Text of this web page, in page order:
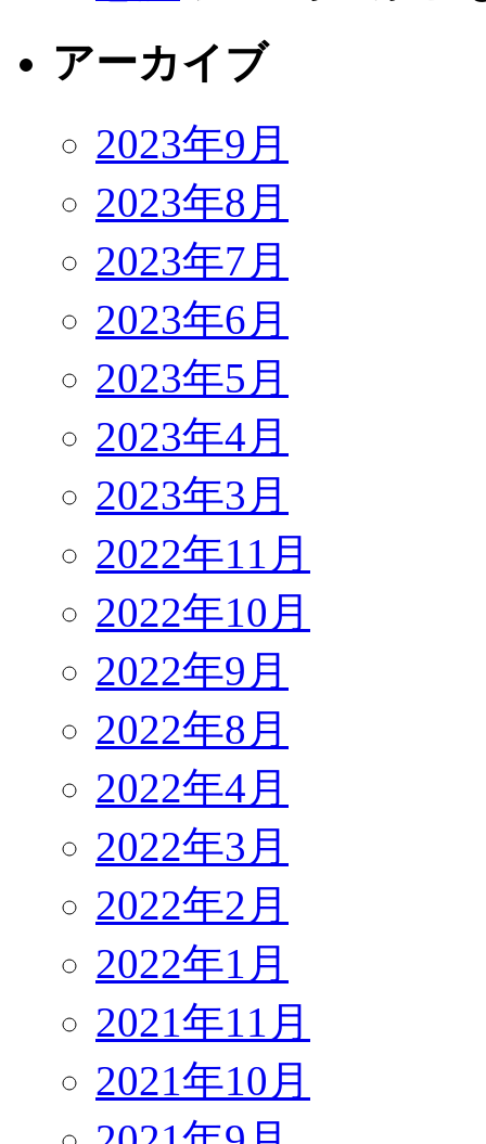
アーカイブ
2023年9月
2023年8月
2023年7月
2023年6月
2023年5月
2023年4月
2023年3月
2022年11月
2022年10月
2022年9月
2022年8月
2022年4月
2022年3月
2022年2月
2022年1月
2021年11月
2021年10月